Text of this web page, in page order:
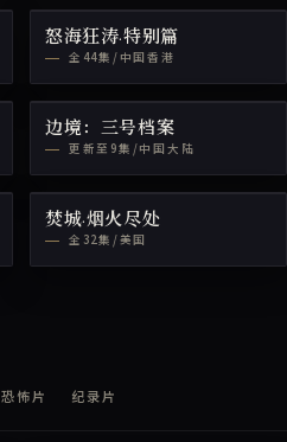
怒海狂涛·特别篇
全44集/中国香港
边境：三号档案
更新至9集/中国大陆
焚城·烟火尽处
全32集/美国
恐怖片 纪录片